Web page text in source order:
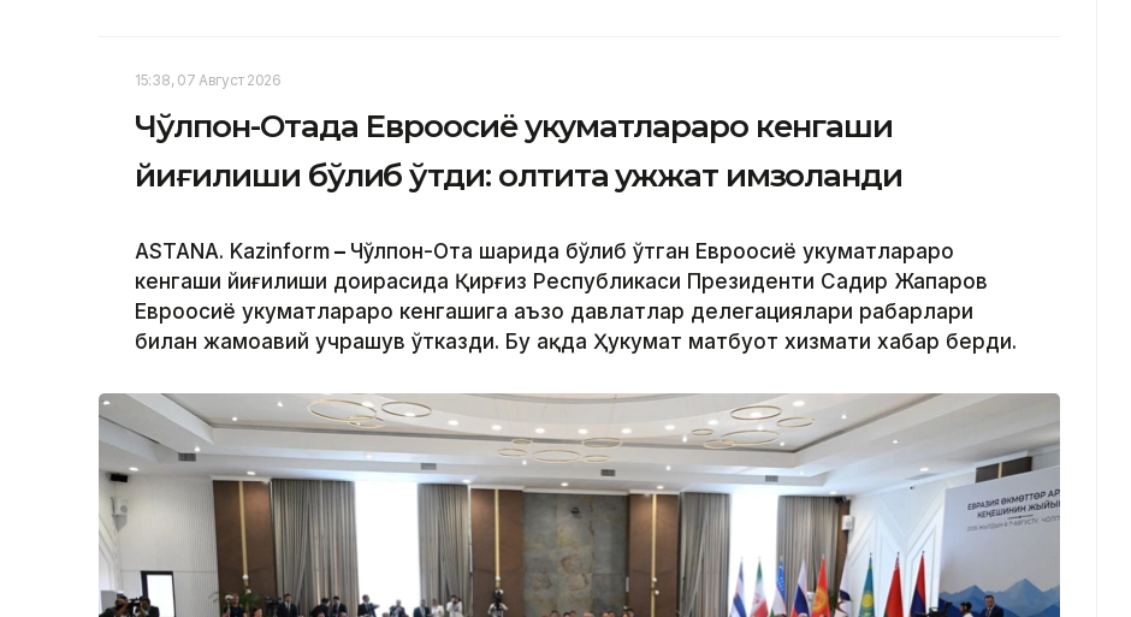
15:38, 07 Август 2026
Чўлпон-Отада Евроосиё ҳукуматлараро кенгаши
йиғилиши бўлиб ўтди: олтита ҳужжат имзоланди
ASTANA. Kazinform – Чўлпон-Ота шаҳрида бўлиб ўтган Евроосиё ҳукуматлараро
кенгаши йиғилиши доирасида Қирғиз Республикаси Президенти Садир Жапаров
Евроосиё ҳукуматлараро кенгашига аъзо давлатлар делегациялари раҳбарлари
билан жамоавий учрашув ўтказди. Бу ҳақда Ҳукумат матбуот хизмати хабар берди.